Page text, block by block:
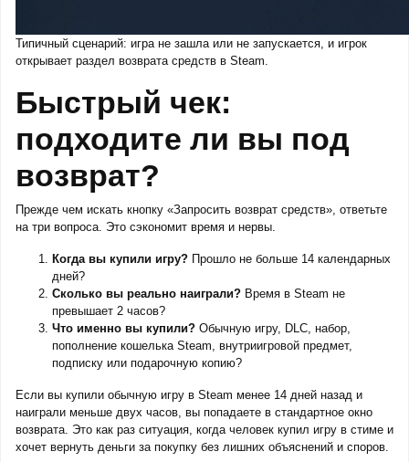
Типичный сценарий: игра не зашла или не запускается, и игрок
открывает раздел возврата средств в Steam.
Быстрый чек:
подходите ли вы под
возврат?
Прежде чем искать кнопку «Запросить возврат средств», ответьте
на три вопроса. Это сэкономит время и нервы.
Когда вы купили игру? Прошло не больше 14 календарных
дней?
Сколько вы реально наиграли? Время в Steam не
превышает 2 часов?
Что именно вы купили? Обычную игру, DLC, набор,
пополнение кошелька Steam, внутриигровой предмет,
подписку или подарочную копию?
Если вы купили обычную игру в Steam менее 14 дней назад и
наиграли меньше двух часов, вы попадаете в стандартное окно
возврата. Это как раз ситуация, когда человек купил игру в стиме и
хочет вернуть деньги за покупку без лишних объяснений и споров.